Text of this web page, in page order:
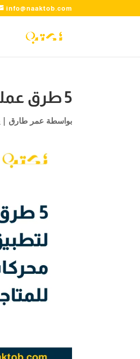
info@naaktob.com
5 طرق عملية لتطبيق تحسين محركات البحث للمتاجر
بواسطة عمر طارق |